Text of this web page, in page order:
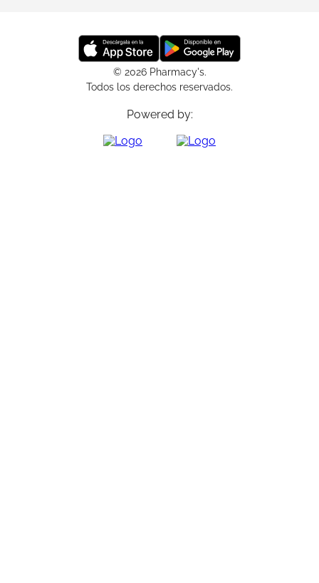
© 2026 Pharmacy's.
Todos los derechos reservados.
Powered by: